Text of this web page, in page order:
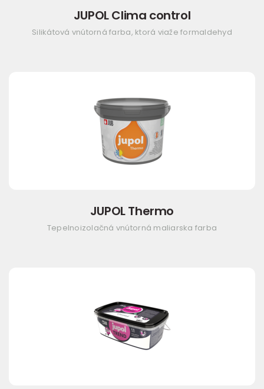
JUPOL Clima control
Silikátová vnútorná farba, ktorá viaže formaldehyd
JUPOL Thermo
Tepelnoizolačná vnútorná maliarska farba